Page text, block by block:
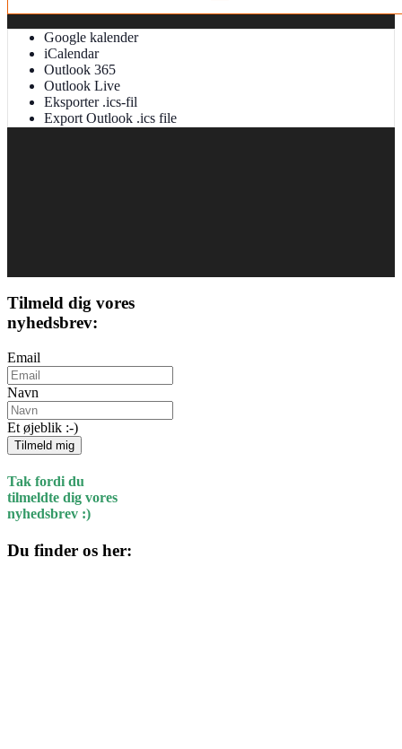
Google kalender
iCalendar
Outlook 365
Outlook Live
Eksporter .ics-fil
Export Outlook .ics file
Tilmeld dig vores
nyhedsbrev:
Email
Navn
Et øjeblik :-)
Tilmeld mig
Tak fordi du
tilmeldte dig vores
nyhedsbrev :)
Du finder os her: